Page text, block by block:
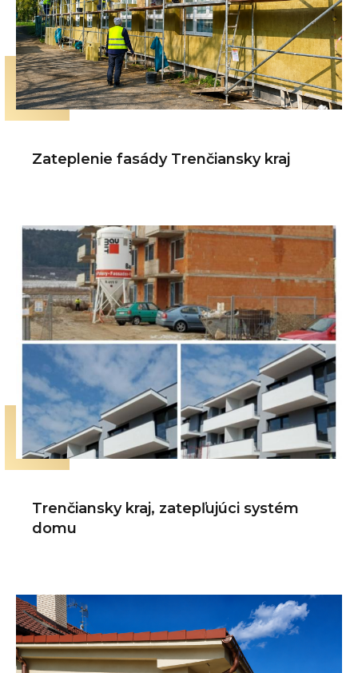
Zateplenie fasády Trenčiansky kraj
Trenčiansky kraj, zatepľujúci systém
domu